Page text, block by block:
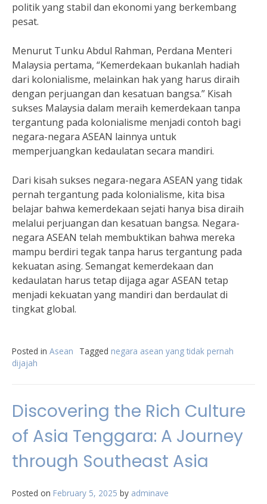
politik yang stabil dan ekonomi yang berkembang
pesat.
Menurut Tunku Abdul Rahman, Perdana Menteri
Malaysia pertama, “Kemerdekaan bukanlah hadiah
dari kolonialisme, melainkan hak yang harus diraih
dengan perjuangan dan kesatuan bangsa.” Kisah
sukses Malaysia dalam meraih kemerdekaan tanpa
tergantung pada kolonialisme menjadi contoh bagi
negara-negara ASEAN lainnya untuk
memperjuangkan kedaulatan secara mandiri.
Dari kisah sukses negara-negara ASEAN yang tidak
pernah tergantung pada kolonialisme, kita bisa
belajar bahwa kemerdekaan sejati hanya bisa diraih
melalui perjuangan dan kesatuan bangsa. Negara-
negara ASEAN telah membuktikan bahwa mereka
mampu berdiri tegak tanpa harus tergantung pada
kekuatan asing. Semangat kemerdekaan dan
kedaulatan harus tetap dijaga agar ASEAN tetap
menjadi kekuatan yang mandiri dan berdaulat di
tingkat global.
Posted in Asean Tagged negara asean yang tidak pernah
dijajah
Discovering the Rich Culture
of Asia Tenggara: A Journey
through Southeast Asia
Posted on February 5, 2025 by adminave